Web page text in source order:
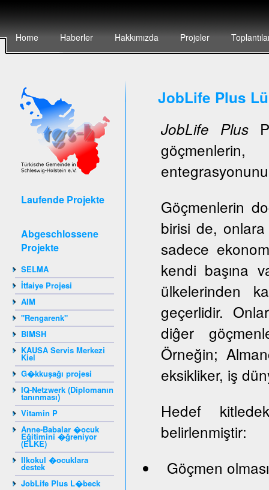
Home Haberler Hakkımızda Projeler
Laufende Projekte
Abgeschlossene
Projekte
SELMA
İtfaiye Projesi
AIM
"Rengarenk"
BIMSH
KAUSA Servis Merkezi
Kiel
G�kkuşağı projesi
IQ-Netzwerk (Diplomanın
tanınması)
Vitamin P
Anne-Babalar �ocuk
Eğitimini �ğreniyor
(ELKE)
Ilkokul �ocuklara
destek
JobLife Plus L�beck
JobLife Plus
JobLife Plus
Göçmenlerin
birisi de,
sadece
kendi başına
ülkelerinden
geçerlidir.
diĝer
Örneğin;
eksikliker, iş
Hedef
belirlenmiştir:
Göçmen